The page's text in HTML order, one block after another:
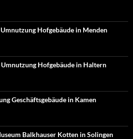
Hofgebäude in Menden
Hofgebäude in Haltern
Geschäftsgebäude in Kamen
Balkhauser Kotten in Solingen